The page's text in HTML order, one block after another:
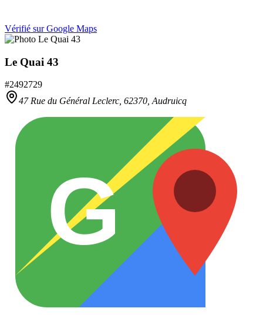
Vérifié sur Google Maps
Le Quai 43
#2492729
47 Rue du Général Leclerc, 62370,Audruicq
G